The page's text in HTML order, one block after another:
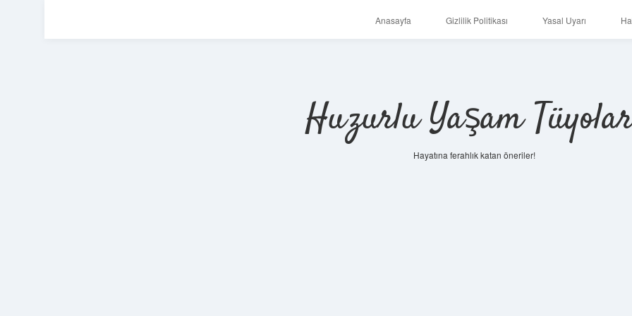
Anasayfa Gizlilik Politikası Yasal Uyarı
Huzurlu Yaşam
Hayatına ferahlık katan öneriler!